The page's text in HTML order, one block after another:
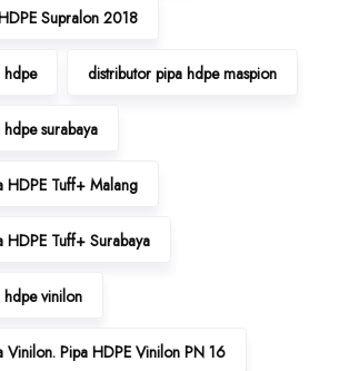
Supralon 2018
hdpe distributor pipa hdpe maspion
surabaya
HDPE Tuff+ Malang
HDPE Tuff+ Surabaya
vinilon
Vinilon. Pipa HDPE Vinilon PN 16